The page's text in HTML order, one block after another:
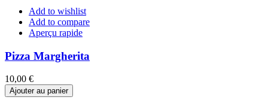
Add to wishlist
Add to compare
Aperçu rapide
Pizza Margherita
Prix
10,00 €
Ajouter au panier